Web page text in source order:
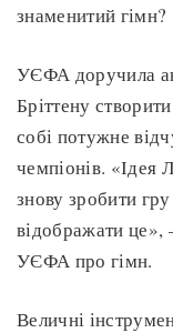
знаменитий гімн?
УЄФА доручила
Бріттену
собі потужне
чемпіонів. «Ідея
знову зробити
відображати це»,
УЄФА про гімн.
Величні